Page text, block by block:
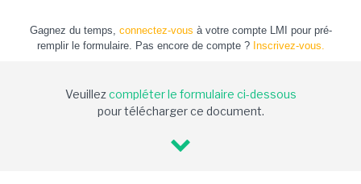
Gagnez du temps, connectez-vous à votre compte LMI pour pré-
remplir le formulaire. Pas encore de compte ? Inscrivez-vous.
Veuillezcompléter le formulaire ci-dessous
pour télécharger ce document.